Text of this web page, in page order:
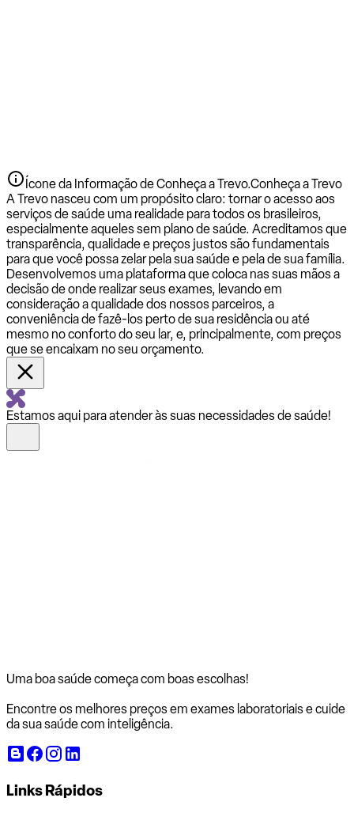
Ícone da Informação de Conheça a Trevo.Conheça a Trevo
A Trevo nasceu com um propósito claro: tornar o acesso aos
serviços de saúde uma realidade para todos os brasileiros,
especialmente aqueles sem plano de saúde. Acreditamos que
transparência, qualidade e preços justos são fundamentais
para que você possa zelar pela sua saúde e pela de sua família.
Desenvolvemos uma plataforma que coloca nas suas mãos a
decisão de onde realizar seus exames, levando em
consideração a qualidade dos nossos parceiros, a
conveniência de fazê-los perto de sua residência ou até
mesmo no conforto do seu lar, e, principalmente, com preços
que se encaixam no seu orçamento.
Estamos aqui para atender às suas necessidades de saúde!
Uma boa saúde começa com boas escolhas!
Encontre os melhores preços em exames laboratoriais e cuide
da sua saúde com inteligência.
Links Rápidos